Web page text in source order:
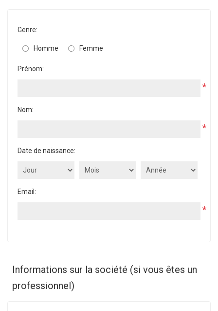
Genre:
Homme Femme
Prénom:
*
Nom:
*
Date de naissance:
Email:
*
Informations sur la société (si vous êtes un
professionnel)